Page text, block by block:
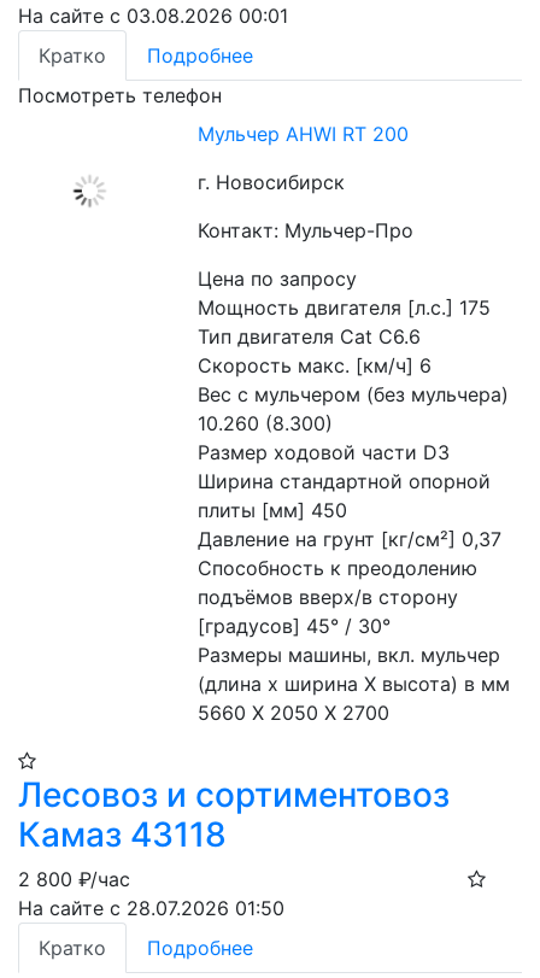
На сайте с 03.08.2026 00:01
Кратко
Подробнее
Посмотреть телефон
Мульчер AHWI RT 200
г. Новосибирск
Контакт: Мульчер-Про
Цена по запросу
Мощность двигателя [л.с.] 175
Тип двигателя Cat C6.6
Скорость макс. [км/ч] 6
Вес с мульчером (без мульчера)
10.260 (8.300)
Размер ходовой части D3
Ширина стандартной опорной
плиты [мм] 450
Давление на грунт [кг/см²] 0,37
Способность к преодолению
подъёмов вверх/в сторону
[градусов] 45° / 30°
Размеры машины, вкл. мульчер
(длина x ширина X высота) в мм
5660 X 2050 X 2700
Лесовоз и сортиментовоз
Камаз 43118
2 800 ₽/час
На сайте с 28.07.2026 01:50
Кратко
Подробнее